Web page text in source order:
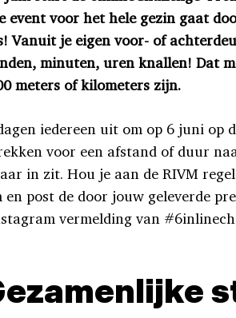
event voor het hele gezin gaat
Vanuit je eigen voor- of
minuten, uren knallen! Dat
meters of kilometers zijn.
iedereen uit om op 6 juni op
voor een afstand of duur
in zit. Hou je aan de RIVM
en post de door jouw geleverde
vermelding van